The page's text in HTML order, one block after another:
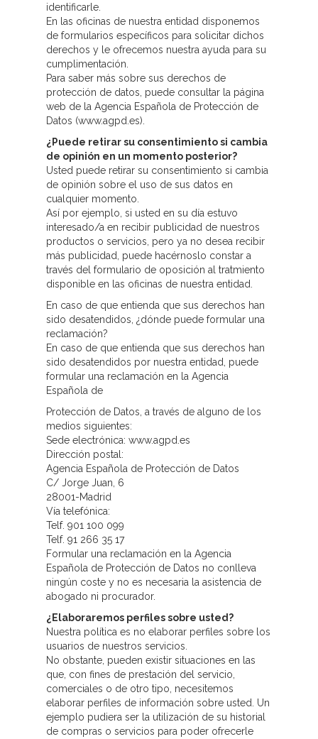
identificarle.
En las oficinas de nuestra entidad disponemos
de formularios específicos para solicitar dichos
derechos y le ofrecemos nuestra ayuda para su
cumplimentación.
Para saber más sobre sus derechos de
protección de datos, puede consultar la página
web de la Agencia Española de Protección de
Datos (www.agpd.es).
¿Puede retirar su consentimiento si cambia
de opinión en un momento posterior?
Usted puede retirar su consentimiento si cambia
de opinión sobre el uso de sus datos en
cualquier momento.
Así por ejemplo, si usted en su día estuvo
interesado/a en recibir publicidad de nuestros
productos o servicios, pero ya no desea recibir
más publicidad, puede hacérnoslo constar a
través del formulario de oposición al tratmiento
disponible en las oficinas de nuestra entidad.
En caso de que entienda que sus derechos han
sido desatendidos, ¿dónde puede formular una
reclamación?
En caso de que entienda que sus derechos han
sido desatendidos por nuestra entidad, puede
formular una reclamación en la Agencia
Española de
Protección de Datos, a través de alguno de los
medios siguientes:
Sede electrónica: www.agpd.es
Dirección postal:
Agencia Española de Protección de Datos
C/ Jorge Juan, 6
28001-Madrid
Vía telefónica:
Telf. 901 100 099
Telf. 91 266 35 17
Formular una reclamación en la Agencia
Española de Protección de Datos no conlleva
ningún coste y no es necesaria la asistencia de
abogado ni procurador.
¿Elaboraremos perfiles sobre usted?
Nuestra política es no elaborar perfiles sobre los
usuarios de nuestros servicios.
No obstante, pueden existir situaciones en las
que, con fines de prestación del servicio,
comerciales o de otro tipo, necesitemos
elaborar perfiles de información sobre usted. Un
ejemplo pudiera ser la utilización de su historial
de compras o servicios para poder ofrecerle